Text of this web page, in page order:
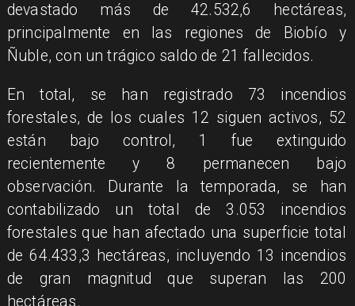
devastado más de 42.532,6 hectáreas,
principalmente en las regiones de Biobío y
Ñuble, con un trágico saldo de 21 fallecidos.
En total, se han registrado 73 incendios
forestales, de los cuales 12 siguen activos, 52
están bajo control, 1 fue extinguido
recientemente y 8 permanecen bajo
observación. Durante la temporada, se han
contabilizado un total de 3.053 incendios
forestales que han afectado una superficie total
de 64.433,3 hectáreas, incluyendo 13 incendios
de gran magnitud que superan las 200
hectáreas.